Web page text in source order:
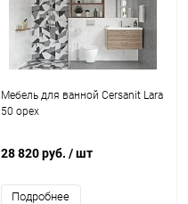
Мебель для ванной Cersanit Lara
50 орех
28 820 руб. / шт
Подробнее